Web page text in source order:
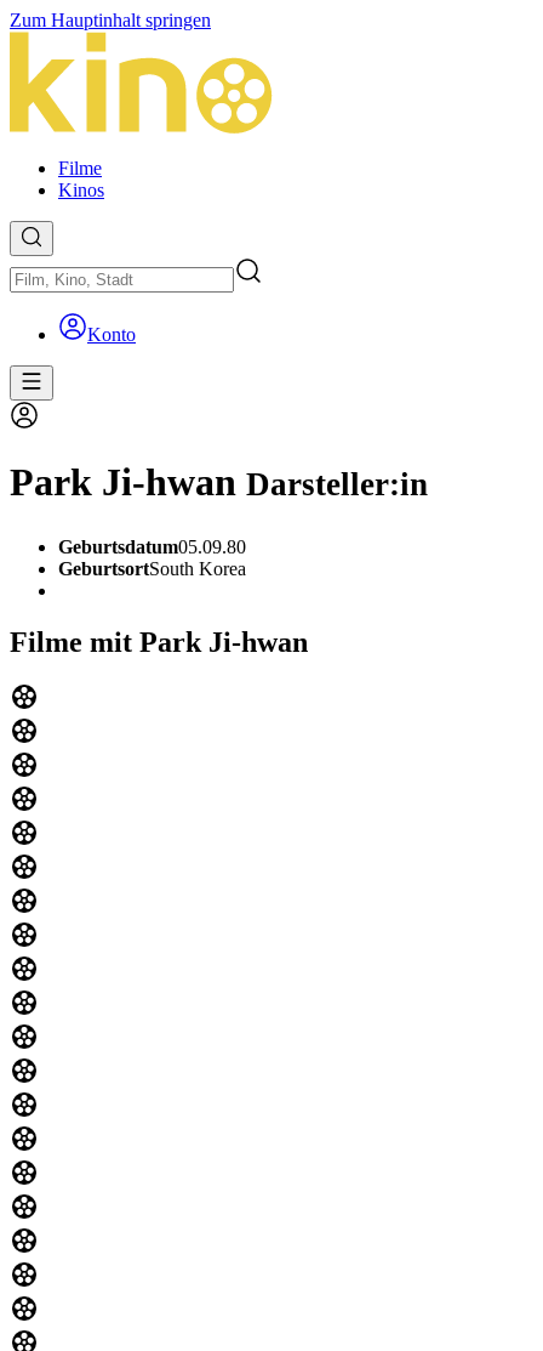
Zum Hauptinhalt springen
Filme
Kinos
Konto
Park Ji-hwan Darsteller:in
Geburtsdatum05.09.80
GeburtsortSouth Korea
Filme mit Park Ji-hwan